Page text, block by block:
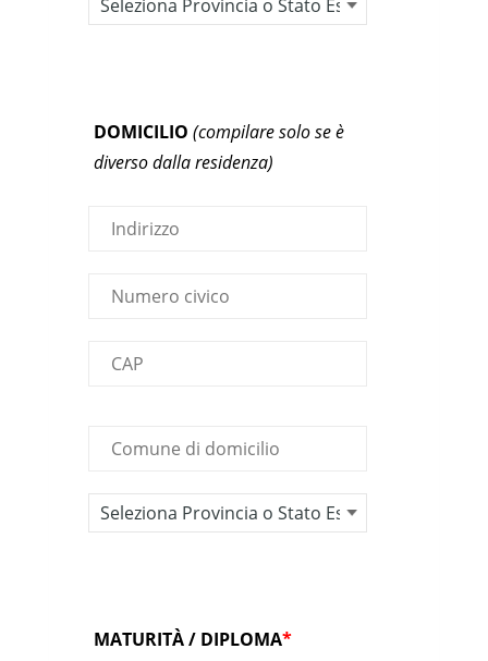
DOMICILIO (compilare solo se è
diverso dalla residenza)
MATURITÀ / DIPLOMA*